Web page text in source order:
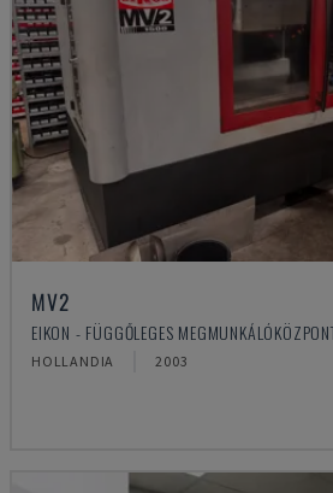
MV2
EIKON - FÜGGŐLEGES
HOLLANDIA 2003